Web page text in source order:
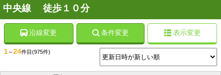
中央線 徒歩１０分
沿線変更 条件変更 表示変更
1～24件目 (975件)